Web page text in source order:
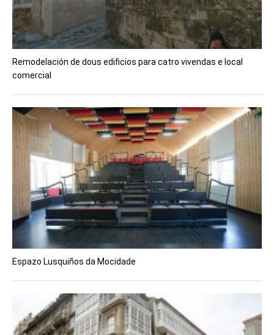
Remodelación de dous edificios para catro vivendas e local
comercial
Espazo Lusquiños da Mocidade